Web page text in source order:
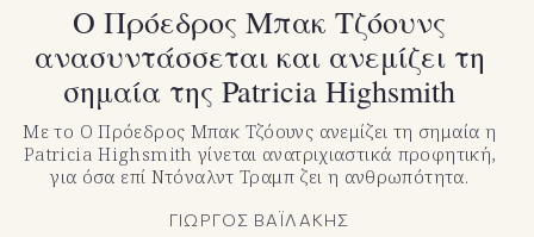
Ο Πρόεδρος Μπακ Τζόουνς
ανασυντάσσεται και ανεμίζει τη
σημαία της Patricia Highsmith
Με το Ο Πρόεδρος Μπακ Τζόουνς ανεμίζει τη σημαία η
Patricia Highsmith γίνεται ανατριχιαστικά προφητική,
για όσα επί Ντόναλντ Τραμπ ζει η ανθρωπότητα.
ΓΙΩΡΓΟΣ ΒΑΪΛΑΚΗΣ